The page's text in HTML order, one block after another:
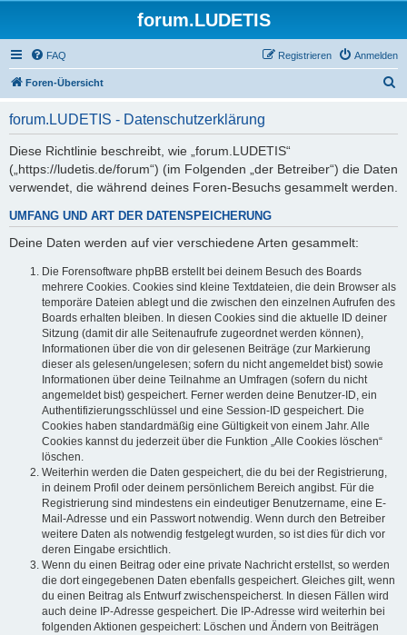
forum.LUDETIS
FAQ Anmelden
Registrieren
Foren-Übersicht
forum.LUDETIS - Datenschutzerklärung
Diese Richtlinie beschreibt, wie „forum.LUDETIS“
(„https://ludetis.de/forum“) (im Folgenden „der Betreiber“) die Daten
verwendet, die während deines Foren-Besuchs gesammelt werden.
UMFANG UND ART DER DATENSPEICHERUNG
Deine Daten werden auf vier verschiedene Arten gesammelt:
Die Forensoftware phpBB erstellt bei deinem Besuch des Boards
mehrere Cookies. Cookies sind kleine Textdateien, die dein Browser als
temporäre Dateien ablegt und die zwischen den einzelnen Aufrufen des
Boards erhalten bleiben. In diesen Cookies sind die aktuelle ID deiner
Sitzung (damit dir alle Seitenaufrufe zugeordnet werden können),
Informationen über die von dir gelesenen Beiträge (zur Markierung
dieser als gelesen/ungelesen; sofern du nicht angemeldet bist) sowie
Informationen über deine Teilnahme an Umfragen (sofern du nicht
angemeldet bist) gespeichert. Ferner werden deine Benutzer-ID, ein
Authentifizierungsschlüssel und eine Session-ID gespeichert. Die
Cookies haben standardmäßig eine Gültigkeit von einem Jahr. Alle
Cookies kannst du jederzeit über die Funktion „Alle Cookies löschen“
löschen.
Weiterhin werden die Daten gespeichert, die du bei der Registrierung,
in deinem Profil oder deinem persönlichem Bereich angibst. Für die
Registrierung sind mindestens ein eindeutiger Benutzername, eine E-
Mail-Adresse und ein Passwort notwendig. Wenn durch den Betreiber
weitere Daten als notwendig festgelegt wurden, so ist dies für dich vor
deren Eingabe ersichtlich.
Wenn du einen Beitrag oder eine private Nachricht erstellst, so werden
die dort eingegebenen Daten ebenfalls gespeichert. Gleiches gilt, wenn
du einen Beitrag als Entwurf zwischenspeicherst. In diesen Fällen wird
auch deine IP-Adresse gespeichert. Die IP-Adresse wird weiterhin bei
folgenden Aktionen gespeichert: Löschen und Ändern von Beiträgen